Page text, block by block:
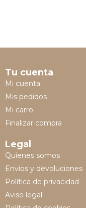
Tu cuenta
Mi cuenta
Mis pedidos
Mi carro
Finalizar compra
Legal
Quienes somos
Envíos y devoluciones
Política de privacidad
Aviso legal